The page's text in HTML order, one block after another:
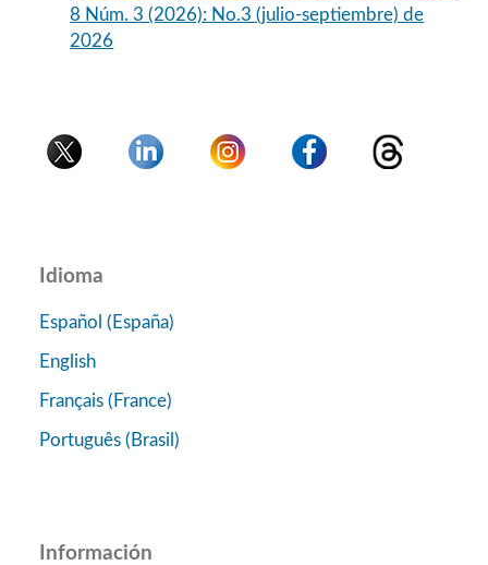
8 Núm. 3 (2026): No.3 (julio-septiembre) de
2026
Idioma
Español (España)
English
Français (France)
Português (Brasil)
Información